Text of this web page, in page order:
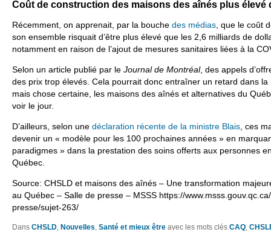
Coût de construction des maisons des aînés plus élevé
Récemment, on apprenait, par la bouche des médias , que le coût
son ensemble risquait d’être plus élevé que les 2,6 milliards de
notamment en raison de l’ajout de mesures sanitaires liées à la
Selon un article publié par le Journal de Montréal, des appels
des prix trop élevés. Cela pourrait donc entraîner un retard dans
mais chose certaine, les maisons des aînés et alternatives du
voir le jour.
D’ailleurs, selon une déclaration récente de la ministre Blais , ces
devenir un « modèle pour les 100 prochaines années » en
paradigmes » dans la prestation des soins offerts aux personnes
Québec.
Source: CHSLD et maisons des aînés – Une transformation
au Québec – Salle de presse – MSSS https://
presse/sujet-263/
Dans CHSLD Nouvelles Santé et mieux être avec les mots clés CAQ